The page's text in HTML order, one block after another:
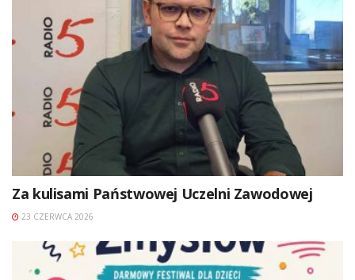
Za kulisami Państwowej Uczelni Zawodowej
23 CZERWCA 2026